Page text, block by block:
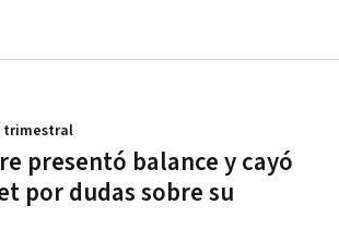
presentó balance y cayó
por dudas sobre su
trimestral